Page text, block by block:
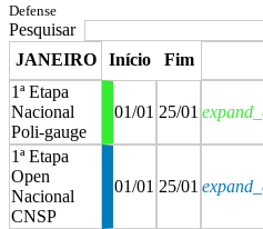
Defense
Pesquisar
JANEIRO
Início Fim
1ª Etapa
Nacional
Poli-gauge
01/01 25/01
1ª Etapa
Open
Nacional
CNSP
01/01 25/01